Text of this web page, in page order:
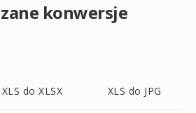
konwersje
XLS do XLSX XLS do JPG